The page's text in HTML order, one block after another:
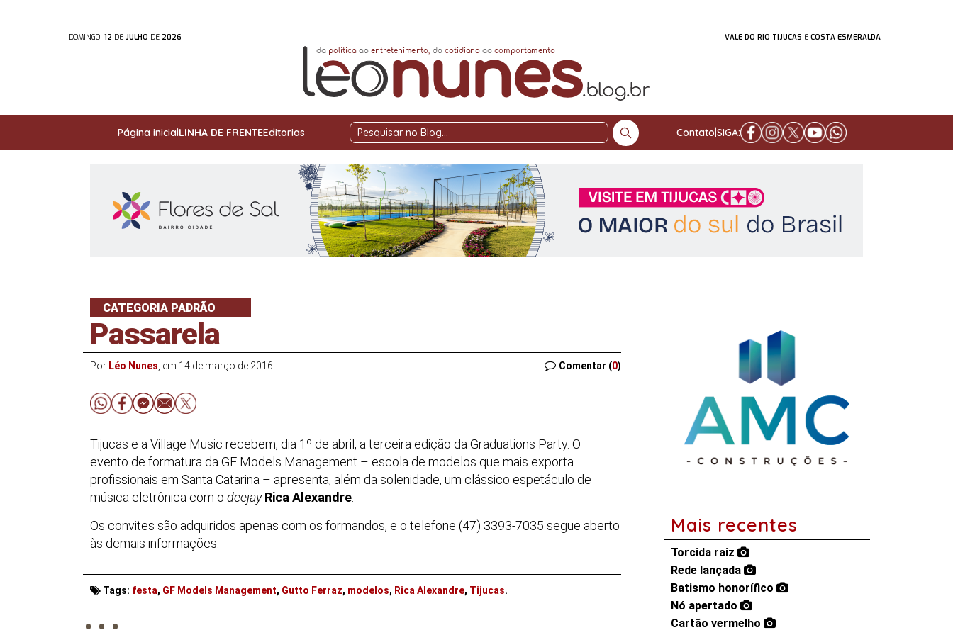
DOMINGO, 12 DE JULHO DE 2026 VALE DO RIO TIJUCAS E COSTA ESMERALDA
Página inicialLINHA DE FRENTEEditorias
Pesquisar
Blog
Contato SIGA:
CATEGORIA PADRÃO
Passarela
Por Léo Nunes , em 14 de março de 2016 Comentar (0)
Tijucas e a Village Music recebem, dia 1 º de abril, a terceira edição da Graduations Party. O
evento de formatura da GF Models Management – escola de modelos que mais exporta
profissionais em Santa Catarina – apresenta, além da solenidade, um clássico espetáculo de
música eletrônica com o deejay Rica Alexandre
Os convites são adquiridos apenas com os formandos, e o telefone (47) 3393-7035 segue aberto
às demais informações.
Tags: festa, GF Models Management, Gutto Ferraz, modelos, Rica Alexandre, Tijucas.
. . .
Mais recentes
Torcida raiz
Rede lançada
Batismo honorífico
Nó apertado
Cartão vermelho